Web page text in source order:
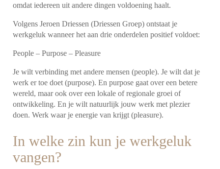
omdat iedereen uit andere dingen voldoening haalt.
Volgens Jeroen Driessen (Driessen Groep) ontstaat je
werkgeluk wanneer het aan drie onderdelen positief voldoet:
People – Purpose – Pleasure
Je wilt verbinding met andere mensen (people). Je wilt dat je
werk er toe doet (purpose). En purpose gaat over een betere
wereld, maar ook over een lokale of regionale groei of
ontwikkeling. En je wilt natuurlijk jouw werk met plezier
doen. Werk waar je energie van krijgt (pleasure).
In welke zin kun je werkgeluk
vangen?